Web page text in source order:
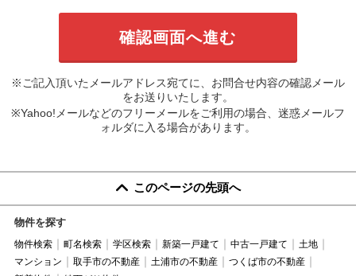
※ご記入頂いたメールアドレス宛てに、お問合せ内容の確認メール
をお送りいたします。
※Yahoo!メールなどのフリーメールをご利用の場合、迷惑メールフ
ォルダに入る場合があります。
このページの先頭へ
物件を探す
物件検索 町名検索 学区検索 新築一戸建て 中古一戸建て
土地
マンション
取手市の不動産 土浦市の不動産
つくば市の不動産